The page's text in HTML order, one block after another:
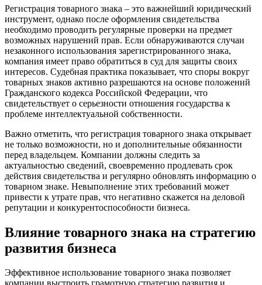
Регистрация товарного знака – это важнейший юридический
инструмент, однако после оформления свидетельства
необходимо проводить регулярные проверки на предмет
возможных нарушений прав. Если обнаруживаются случаи
незаконного использования зарегистрированного знака,
компания имеет право обратиться в суд для защиты своих
интересов. Судебная практика показывает, что споры вокруг
товарных знаков активно разрешаются на основе положений
Гражданского кодекса Российской Федерации, что
свидетельствует о серьезности отношения государства к
проблеме интеллектуальной собственности.
Важно отметить, что регистрация товарного знака открывает
не только возможности, но и дополнительные обязанности
перед владельцем. Компании должны следить за
актуальностью сведений, своевременно продлевать срок
действия свидетельства и регулярно обновлять информацию о
товарном знаке. Невыполнение этих требований может
привести к утрате прав, что негативно скажется на деловой
репутации и конкурентоспособности бизнеса.
Влияние товарного знака на стратегию
развития бизнеса
Эффективное использование товарного знака позволяет